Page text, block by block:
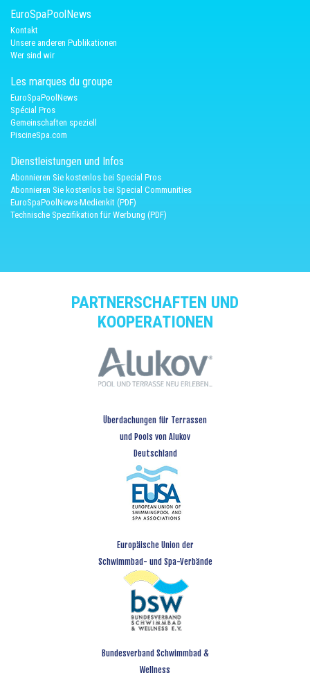
EuroSpaPoolNews
Kontakt
Unsere anderen Publikationen
Wer sind wir
Les marques du groupe
EuroSpaPoolNews
Spécial Pros
Gemeinschaften speziell
PiscineSpa.com
Dienstleistungen und Infos
Abonnieren Sie kostenlos bei Special Pros
Abonnieren Sie kostenlos bei Special Communities
EuroSpaPoolNews-Medienkit (PDF)
Technische Spezifikation für Werbung (PDF)
PARTNERSCHAFTEN UND
KOOPERATIONEN
Überdachungen für Terrassen
und Pools von Alukov
Deutschland
Europäische Union der
Schwimmbad- und Spa-Verbände
Bundesverband Schwimmbad &
Wellness